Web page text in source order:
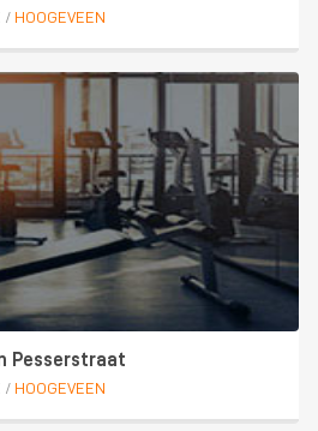
/ HOOGEVEEN
Pesserstraat
/ HOOGEVEEN